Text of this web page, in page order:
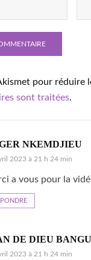
pour réduire
sont traitées.
NKEMDJIEU
2023 à 21 h 24 min
a vous pour la
DE DIEU
2023 à 21 h 24 min